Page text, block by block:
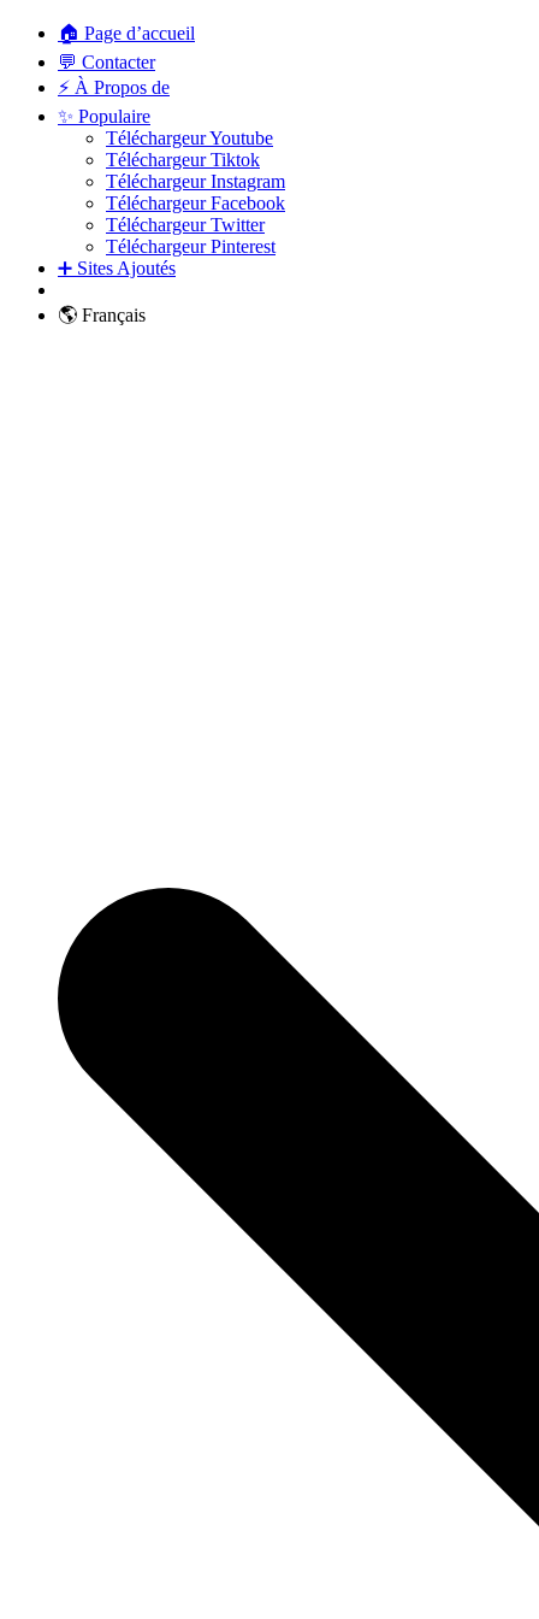
🏠 Page d’accueil
💬 Contacter
⚡ À Propos de
✨ Populaire
Téléchargeur Youtube
Téléchargeur Tiktok
Téléchargeur Instagram
Téléchargeur Facebook
Téléchargeur Twitter
Téléchargeur Pinterest
➕ Sites Ajoutés
🌎 Français